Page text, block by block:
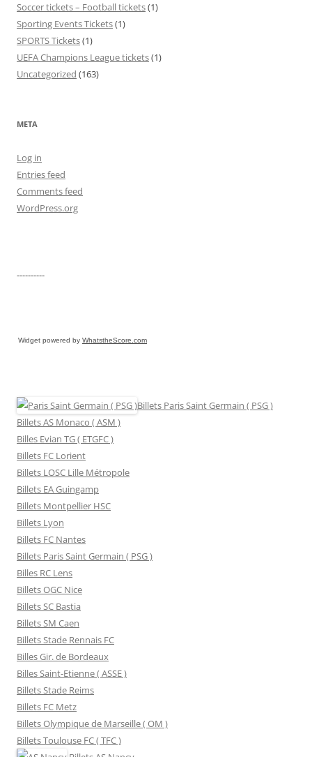
Soccer tickets – Football tickets(1)
Sporting Events Tickets(1)
SPORTS Tickets(1)
UEFA Champions League tickets(1)
Uncategorized (163)
META
Log in
Entries feed
Comments feed
WordPress.org
----------
Widget powered by WhatstheScore.com
Billets Paris Saint Germain ( PSG )
Billets AS Monaco ( ASM )
Billes Evian TG ( ETGFC )
Billets FC Lorient
Billets LOSC Lille Métropole
Billets EA Guingamp
Billets Montpellier HSC
Billets Lyon
Billets FC Nantes
Billets Paris Saint Germain ( PSG )
Billes RC Lens
Billets OGC Nice
Billets SC Bastia
Billets SM Caen
Billets Stade Rennais FC
Billes Gir. de Bordeaux
Billes Saint-Etienne ( ASSE )
Billets Stade Reims
Billets FC Metz
Billets Olympique de Marseille ( OM )
Billets Toulouse FC ( TFC )